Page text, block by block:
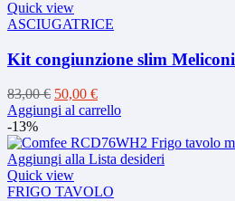
Quick view
ASCIUGATRICE
Kit congiunzione slim Meliconi
83,00€ Il
prezzo
era:
83,00 €.
50,00 €Il
prezzo
è:
50,00 €.
Aggiungi al carrello
-13%
Aggiungi alla Lista desideri
Quick view
FRIGO TAVOLO